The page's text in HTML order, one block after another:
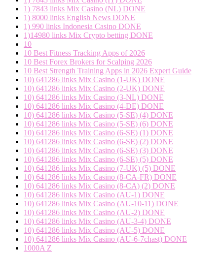
1) 7843 links Mix Casino (NL) DONE
1) 8000 links English News DONE
1) 990 links Indonesia Casino DONE
1)14980 links Mix Crypto betting DONE
10
10 Best Fitness Tracking Apps of 2026
10 Best Forex Brokers for Scalping 2026
10 Best Strength Training Apps in 2026 Expert Guide
10) 641286 links Mix Casino (1-UK) DONE
10) 641286 links Mix Casino (2-UK) DONE
10) 641286 links Mix Casino (3-NL) DONE
10) 641286 links Mix Casino (4-DE) DONE
10) 641286 links Mix Casino (5-SE) (4) DONE
10) 641286 links Mix Casino (5-SE) (6) DONE
10) 641286 links Mix Casino (6-SE) (1) DONE
10) 641286 links Mix Casino (6-SE) (2) DONE
10) 641286 links Mix Casino (6-SE) (3) DONE
10) 641286 links Mix Casino (6-SE) (5) DONE
10) 641286 links Mix Casino (7-UK) (5) DONE
10) 641286 links Mix Casino (8-CA-FR) DONE
10) 641286 links Mix Casino (8-CA) (2) DONE
10) 641286 links Mix Casino (AU-1) DONE
10) 641286 links Mix Casino (AU-10-11) DONE
10) 641286 links Mix Casino (AU-2) DONE
10) 641286 links Mix Casino (AU-3-4) DONE
10) 641286 links Mix Casino (AU-5) DONE
10) 641286 links Mix Casino (AU-6-7chast) DONE
1000A Z